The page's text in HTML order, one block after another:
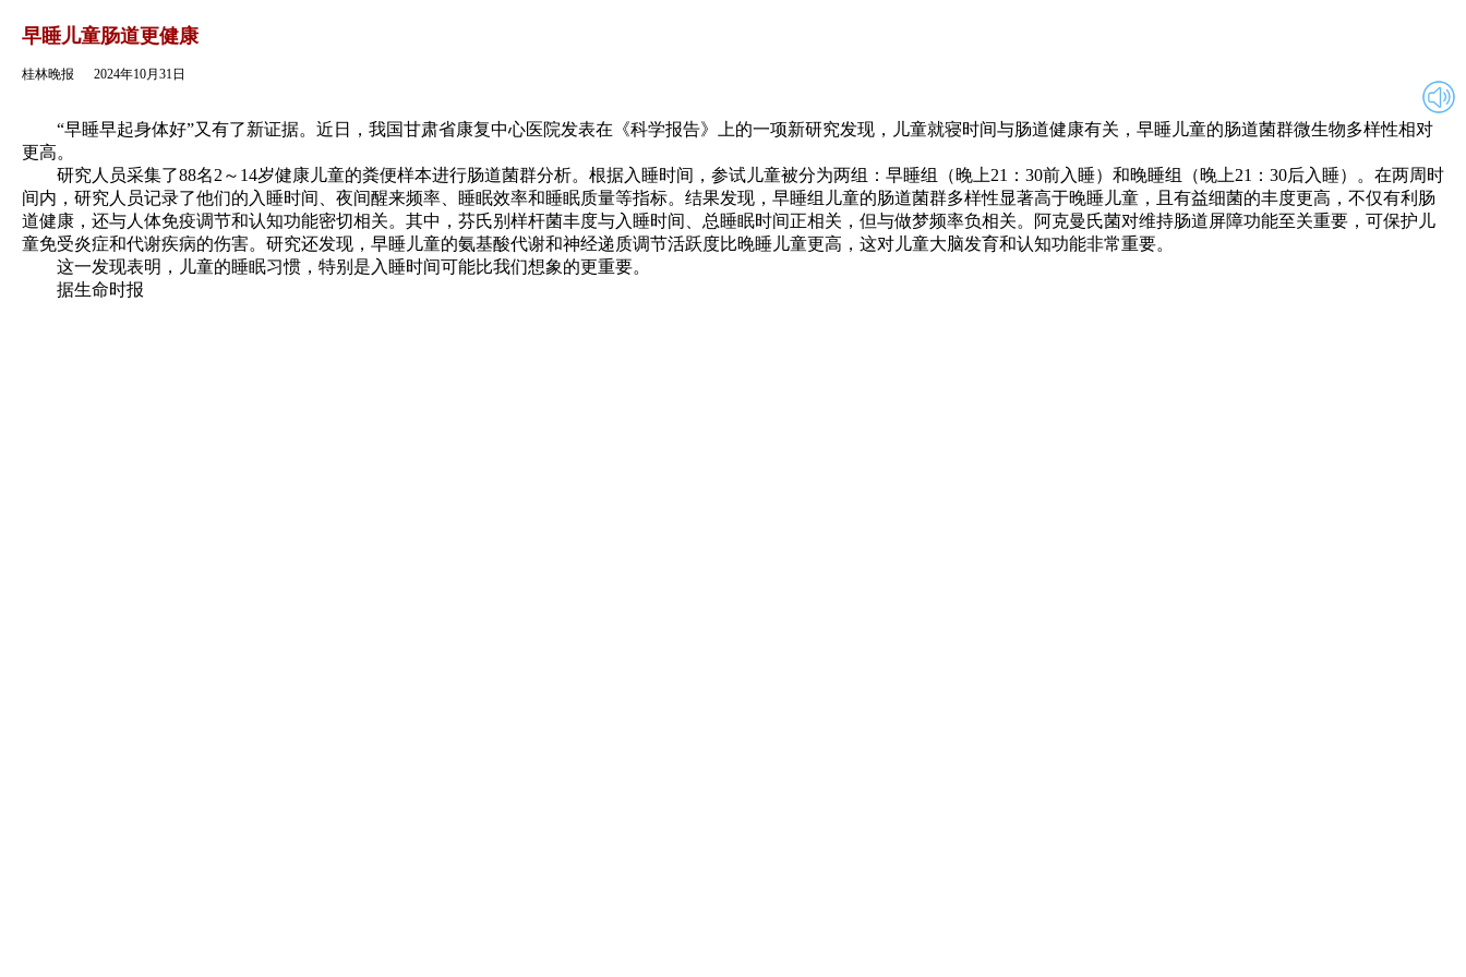
早睡儿童肠道更健康
桂林晚报 2024年10月31日
“早睡早起身体好”又有了新证据。近日，我国甘肃省康复中心医院发表在《科学报告》上的一项新研究发现，儿童就寝时间与肠道健康有关，早睡儿童的肠道菌群微生物多样性相对
更高。
研究人员采集了88名2～14岁健康儿童的粪便样本进行肠道菌群分析。根据入睡时间，参试儿童被分为两组：早睡组（晚上21：30前入睡）和晚睡组（晚上21：30后入睡）。在两周时
间内，研究人员记录了他们的入睡时间、夜间醒来频率、睡眠效率和睡眠质量等指标。结果发现，早睡组儿童的肠道菌群多样性显著高于晚睡儿童，且有益细菌的丰度更高，不仅有利肠
道健康，还与人体免疫调节和认知功能密切相关。其中，芬氏别样杆菌丰度与入睡时间、总睡眠时间正相关，但与做梦频率负相关。阿克曼氏菌对维持肠道屏障功能至关重要，可保护儿
童免受炎症和代谢疾病的伤害。研究还发现，早睡儿童的氨基酸代谢和神经递质调节活跃度比晚睡儿童更高，这对儿童大脑发育和认知功能非常重要。
这一发现表明，儿童的睡眠习惯，特别是入睡时间可能比我们想象的更重要。
据生命时报